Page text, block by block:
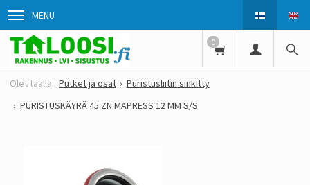
MENU
0
Putket ja osat
Puristusliitin sinkitty
PURISTUSKÄYRÄ 45 ZN MAPRESS 12 MM S/S